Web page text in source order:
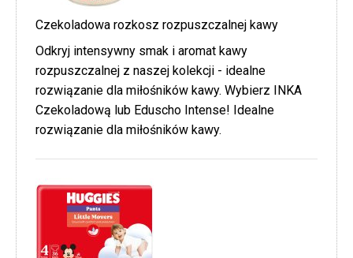
Czekoladowa rozkosz rozpuszczalnej kawy
Odkryj intensywny smak i aromat kawy
rozpuszczalnej z naszej kolekcji - idealne
rozwiązanie dla miłośników kawy. Wybierz INKA
Czekoladową lub Eduscho Intense! Idealne
rozwiązanie dla miłośników kawy.